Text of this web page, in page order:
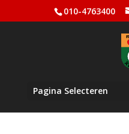
010-4763400
Pagina Selecteren